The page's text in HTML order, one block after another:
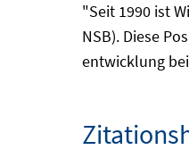
"Seit 1990 ist
NSB). Diese
entwicklung